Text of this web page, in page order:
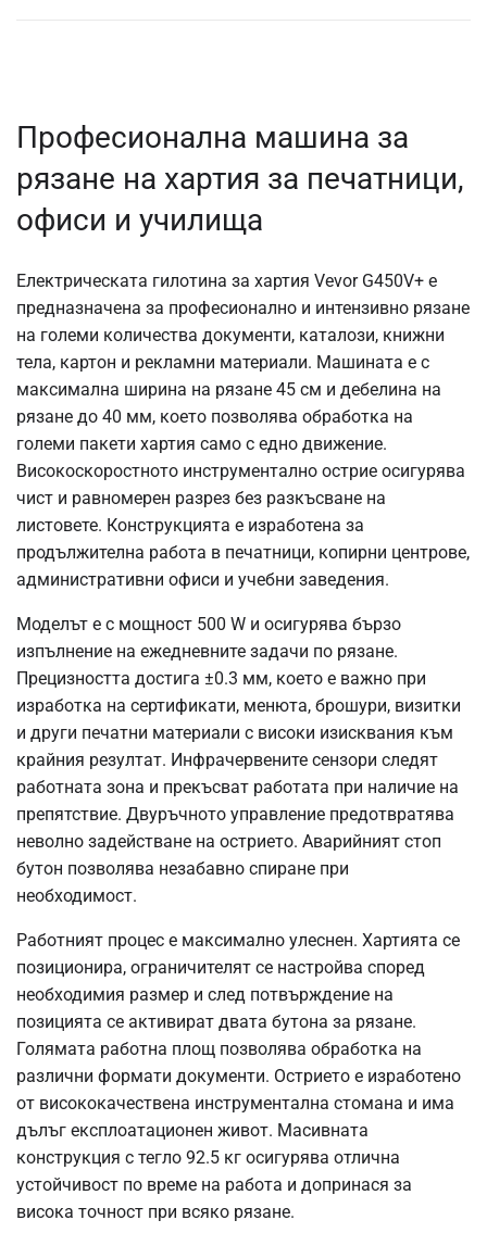
Професионална машина за
рязане на хартия за печатници,
офиси и училища
Електрическата гилотина за хартия Vevor G450V+ е
предназначена за професионално и интензивно рязане
на големи количества документи, каталози, книжни
тела, картон и рекламни материали. Машината е с
максимална ширина на рязане 45 см и дебелина на
рязане до 40 мм, което позволява обработка на
големи пакети хартия само с едно движение.
Високоскоростното инструментално острие осигурява
чист и равномерен разрез без разкъсване на
листовете. Конструкцията е изработена за
продължителна работа в печатници, копирни центрове,
административни офиси и учебни заведения.
Моделът е с мощност 500 W и осигурява бързо
изпълнение на ежедневните задачи по рязане.
Прецизността достига ±0.3 мм, което е важно при
изработка на сертификати, менюта, брошури, визитки
и други печатни материали с високи изисквания към
крайния резултат. Инфрачервените сензори следят
работната зона и прекъсват работата при наличие на
препятствие. Двуръчното управление предотвратява
неволно задействане на острието. Аварийният стоп
бутон позволява незабавно спиране при
необходимост.
Работният процес е максимално улеснен. Хартията се
позиционира, ограничителят се настройва според
необходимия размер и след потвърждение на
позицията се активират двата бутона за рязане.
Голямата работна площ позволява обработка на
различни формати документи. Острието е изработено
от висококачествена инструментална стомана и има
дълъг експлоатационен живот. Масивната
конструкция с тегло 92.5 кг осигурява отлична
устойчивост по време на работа и допринася за
висока точност при всяко рязане.